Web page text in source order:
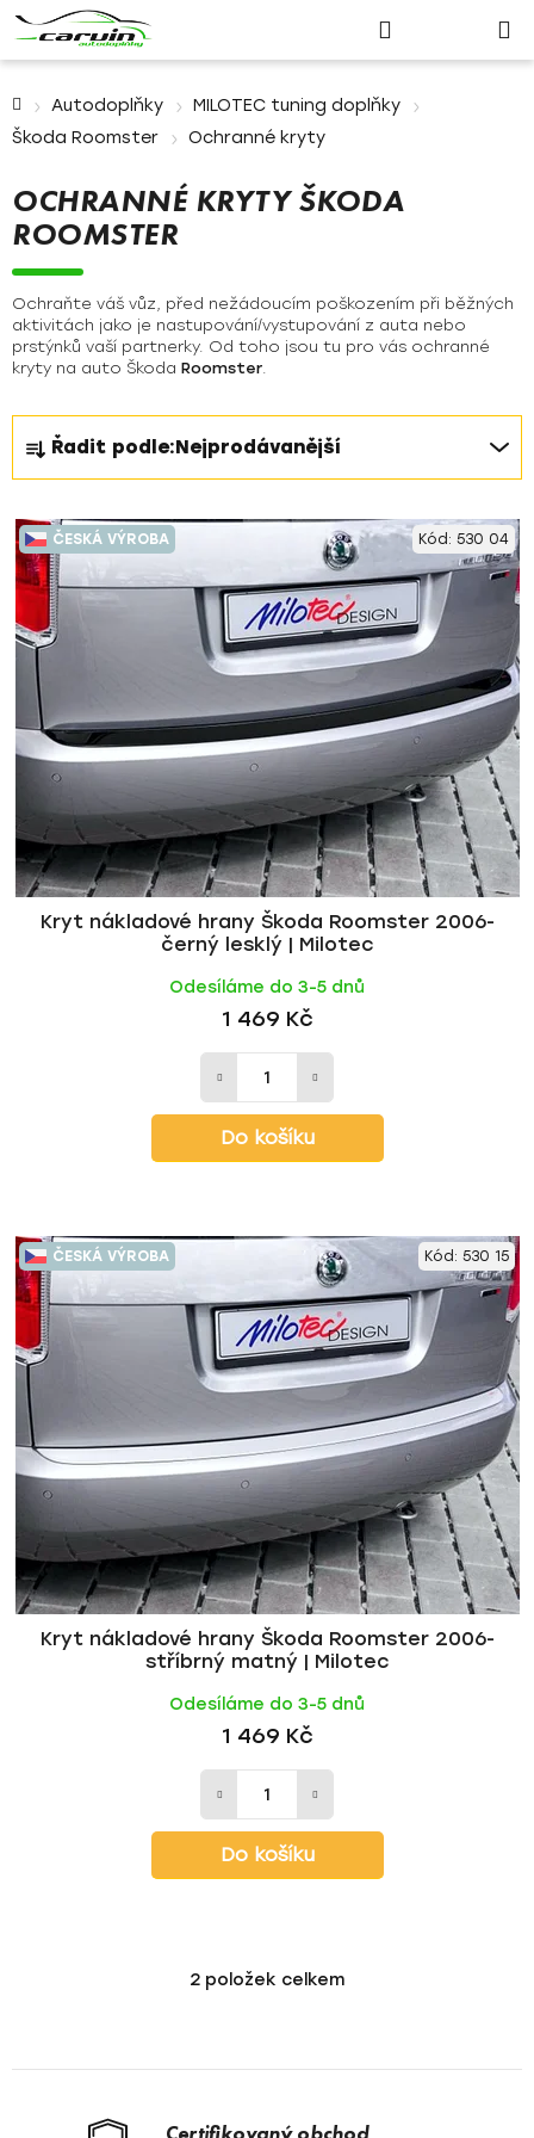
Přihlášení
košík
Autodoplňky
MILOTEC tuning doplňky
Škoda Roomster
Ochranné kryty
OCHRANNÉ KRYTY ŠKODA
ROOMSTER
Ochraňte váš vůz, před nežádoucím poškozením při běžných
aktivitách jako je nastupování/vystupování z auta nebo
prstýnků vaší partnerky. Od toho jsou tu pro vás ochranné
kryty na auto Škoda Roomster.
Ř
a
z
e
n
í
p
r
u
k
ů
Řadit podle:Nejprodávanější
V
ý
p
i
s
o
d
k
t
ů
ČESKÁ VÝROBA
Kryt nákladové hrany Škoda Roomster 2006-
černý lesklý | Milotec
Odesíláme do 3-5 dnů
1 469 Kč
Do košíku
Kód: 530 04
ČESKÁ VÝROBA
Kryt nákladové hrany Škoda Roomster 2006-
stříbrný matný | Milotec
Odesíláme do 3-5 dnů
1 469 Kč
Do košíku
Kód: 530 15
O
á
2 položek celkem
Certifikovaný obchod